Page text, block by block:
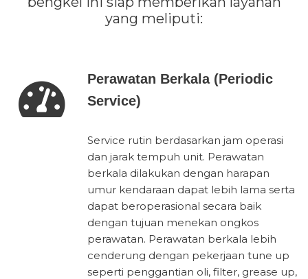
yang meliputi:
Perawatan Berkala (Periodic
Service)
Service rutin berdasarkan jam operasi
dan jarak tempuh unit. Perawatan
berkala dilakukan dengan harapan
umur kendaraan dapat lebih lama serta
dapat beroperasional secara baik
dengan tujuan menekan ongkos
perawatan. Perawatan berkala lebih
cenderung dengan pekerjaan tune up
seperti penggantian oli, filter, grease up,